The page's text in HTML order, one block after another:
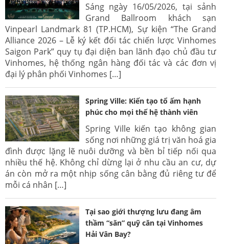
Sáng ngày 16/05/2026, tại sảnh
Grand Ballroom khách sạn
Vinpearl Landmark 81 (TP.HCM), Sự kiện “The Grand
Alliance 2026 – Lễ ký kết đối tác chiến lược Vinhomes
Saigon Park” quy tụ đại diện ban lãnh đạo chủ đầu tư
Vinhomes, hệ thống ngân hàng đối tác và các đơn vị
đại lý phân phối Vinhomes […]
Spring Ville: Kiến tạo tổ ấm hạnh
phúc cho mọi thế hệ thành viên
Spring Ville kiến tạo không gian
sống nơi những giá trị văn hoá gia
đình được lặng lẽ nuôi dưỡng và bền bỉ tiếp nối qua
nhiều thế hệ. Không chỉ dừng lại ở nhu cầu an cư, dự
án còn mở ra một nhịp sống cân bằng đủ riêng tư để
mỗi cá nhân […]
Tại sao giới thượng lưu đang âm
thầm “săn” quỹ căn tại Vinhomes
Hải Vân Bay?